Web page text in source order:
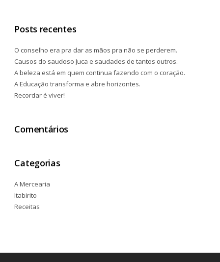
Posts recentes
O conselho era pra dar as mãos pra não se perderem.
Causos do saudoso Juca e saudades de tantos outros.
A beleza está em quem continua fazendo com o coração.
A Educação transforma e abre horizontes.
Recordar é viver!
Comentários
Categorias
A Mercearia
Itabirito
Receitas